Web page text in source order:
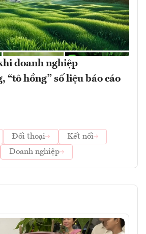
doanh nghiệp
“tô hồng” số liệu báo cáo
Đối thoại
Kết nối
Doanh nghiệp